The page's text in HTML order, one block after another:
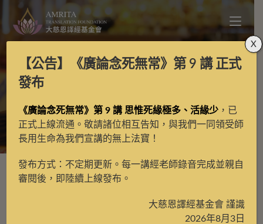
> 釋迦牟尼佛
【公告】 《廣論念死無常》第 9 講正式
發布
《廣論念死無常》第 9 講 思惟死緣極多、活緣少 ，已
正式上線流通。敬請諸位相互告知，與我們一同領受師
長用生命為我們宣講的無上法寶！
發布方式：不定期更新。每一講經老師錄音完成並親自
審閱後，即陸續上線發布。
大慈恩譯經基金會 謹識
2026年8月3日
X